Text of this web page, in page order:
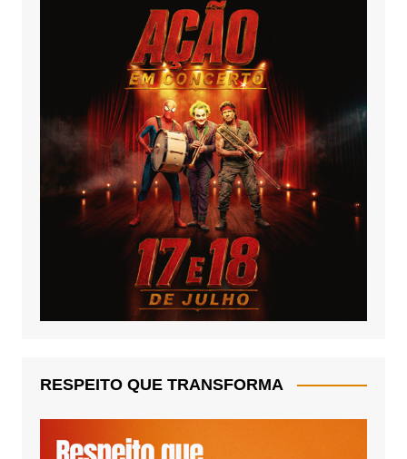
RESPEITO QUE TRANSFORMA